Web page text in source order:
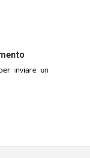
inviare un